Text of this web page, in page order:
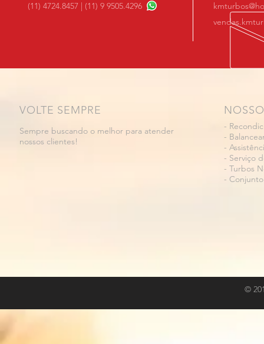
(11) 4724.8457 | (11) 9 9505.4296
VOLTE SEMPRE
Sempre buscando o melhor para atender
nossos clientes!
-
-
-
- Serviço
- Turbos
-
©